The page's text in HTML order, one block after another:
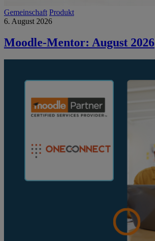
Gemeinschaft Produkt
6. August 2026
Moodle-Mentor: August 2026